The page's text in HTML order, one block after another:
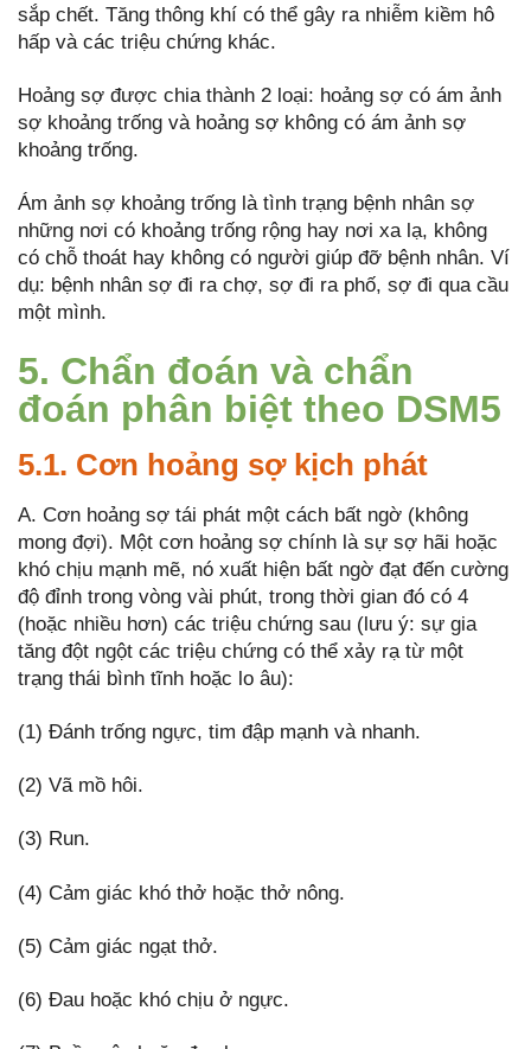
sắp chết. Tăng thông khí có thể gây ra nhiễm kiềm hô
hấp và các triệu chứng khác.
Hoảng sợ được chia thành 2 loại: hoảng sợ có ám ảnh
sợ khoảng trống và hoảng sợ không có ám ảnh sợ
khoảng trống.
Ám ảnh sợ khoảng trống là tình trạng bệnh nhân sợ
những nơi có khoảng trống rộng hay nơi xa lạ, không
có chỗ thoát hay không có người giúp đỡ bệnh nhân. Ví
dụ: bệnh nhân sợ đi ra chợ, sợ đi ra phố, sợ đi qua cầu
một mình.
5. Chẩn đoán và chẩn
đoán phân biệt theo DSM5
5.1. Cơn hoảng sợ kịch phát
A. Cơn hoảng sợ tái phát một cách bất ngờ (không
mong đợi). Một cơn hoảng sợ chính là sự sợ hãi hoặc
khó chịu mạnh mẽ, nó xuất hiện bất ngờ đạt đến cường
độ đỉnh trong vòng vài phút, trong thời gian đó có 4
(hoặc nhiều hơn) các triệu chứng sau (lưu ý: sự gia
tăng đột ngột các triệu chứng có thể xảy rạ từ một
trạng thái bình tĩnh hoặc lo âu):
(1) Đánh trống ngực, tim đập mạnh và nhanh.
(2) Vã mồ hôi.
(3) Run.
(4) Cảm giác khó thở hoặc thở nông.
(5) Cảm giác ngạt thở.
(6) Đau hoặc khó chịu ở ngực.